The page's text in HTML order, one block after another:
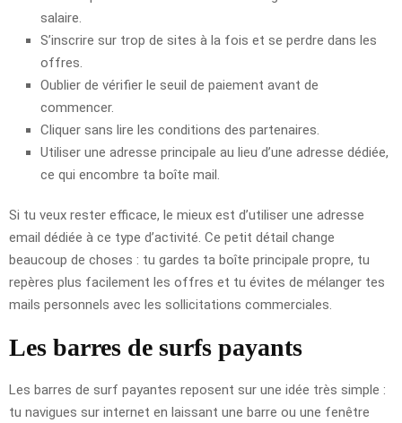
salaire.
S’inscrire sur trop de sites à la fois et se perdre dans les
offres.
Oublier de vérifier le seuil de paiement avant de
commencer.
Cliquer sans lire les conditions des partenaires.
Utiliser une adresse principale au lieu d’une adresse dédiée,
ce qui encombre ta boîte mail.
Si tu veux rester efficace, le mieux est d’utiliser une adresse
email dédiée à ce type d’activité. Ce petit détail change
beaucoup de choses : tu gardes ta boîte principale propre, tu
repères plus facilement les offres et tu évites de mélanger tes
mails personnels avec les sollicitations commerciales.
Les barres de surfs payants
Les barres de surf payantes reposent sur une idée très simple :
tu navigues sur internet en laissant une barre ou une fenêtre